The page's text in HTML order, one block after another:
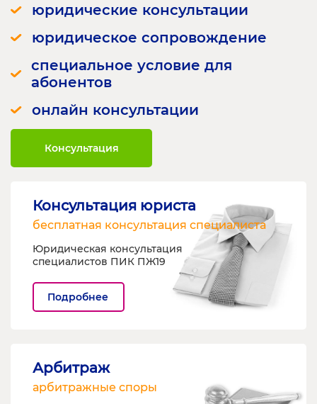
юридические консультации
юридическое сопровождение
специальное условие для
абонентов
онлайн консультации
Консультация
Консультация юриста
бесплатная консультация специалиста
Юридическая консультация
специалистов ПИК ПЖ19
Подробнее
Арбитраж
арбитражные споры